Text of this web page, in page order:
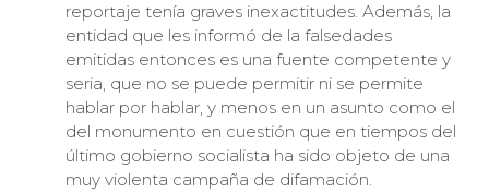
reportaje tenía graves inexactitudes. Además, la
entidad que les informó de la falsedades
emitidas entonces es una fuente competente y
seria, que no se puede permitir ni se permite
hablar por hablar, y menos en un asunto como el
del monumento en cuestión que en tiempos del
último gobierno socialista ha sido objeto de una
muy violenta campaña de difamación.